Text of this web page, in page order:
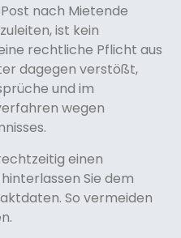
nach Mietende
ist kein
rechtliche Pflicht aus
dagegen verstößt,
und im
wegen
einen
Sie dem
So vermeiden